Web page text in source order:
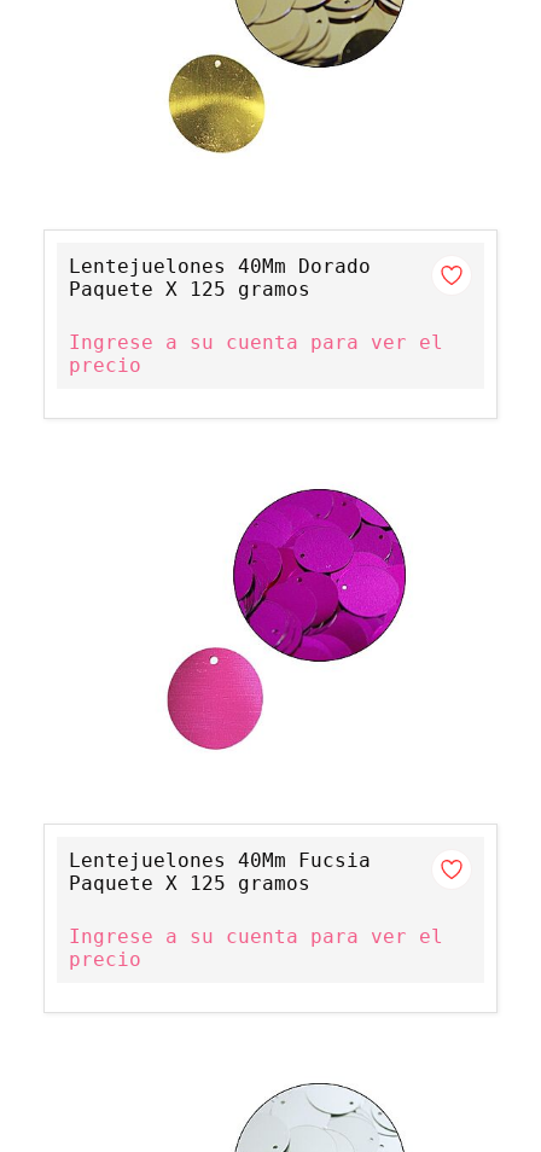
Lentejuelones 40Mm Dorado
Paquete X 125 gramos
Ingrese a su cuenta para ver el
precio
Lentejuelones 40Mm Fucsia
Paquete X 125 gramos
Ingrese a su cuenta para ver el
precio